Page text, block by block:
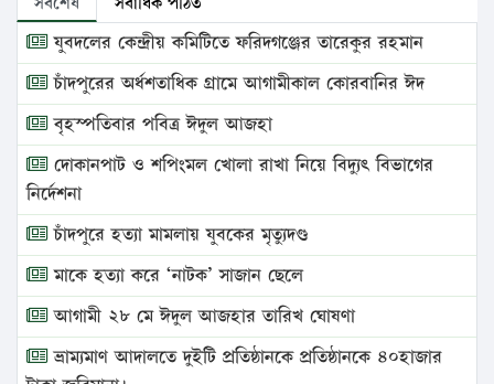
যুবদলের কেন্দ্রীয় কমিটিতে ফরিদগঞ্জের তারেকুর রহমান
চাঁদপুরের অর্ধশতাধিক গ্রামে আগামীকাল কোরবানির ঈদ
বৃহস্পতিবার পবিত্র ঈদুল আজহা
দোকানপাট ও শপিংমল খোলা রাখা নিয়ে বিদ্যুৎ বিভাগের
নির্দেশনা
চাঁদপুরে হত্যা মামলায় যুবকের মৃত্যুদণ্ড
মাকে হত্যা করে ‘নাটক’ সাজান ছেলে
আগামী ২৮ মে ঈদুল আজহার তারিখ ঘোষণা
ভ্রাম্যমাণ আদালতে দুইটি প্রতিষ্ঠানকে প্রতিষ্ঠানকে ৪০হাজার